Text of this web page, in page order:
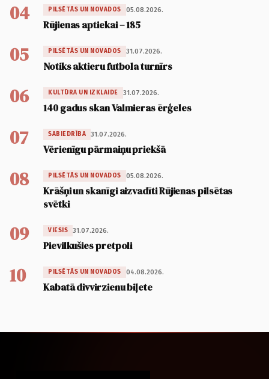
04 PILSĒTĀS UN NOVADOS 05.08.2026.
Rūjienas aptiekai – 185
05 PILSĒTĀS UN NOVADOS 31.07.2026.
Notiks aktieru futbola turnīrs
06 KULTŪRA UN IZKLAIDE 31.07.2026.
140 gadus skan Valmieras ērģeles
07 SABIEDRĪBA 31.07.2026.
Vērienīgu pārmaiņu priekšā
08 PILSĒTĀS UN NOVADOS 05.08.2026.
Krāšņi un skanīgi aizvadīti Rūjienas pilsētas
svētki
09 VIESIS 31.07.2026.
Pievilkušies pretpoli
10 PILSĒTĀS UN NOVADOS 04.08.2026.
Kabatā divvirzienu biļete